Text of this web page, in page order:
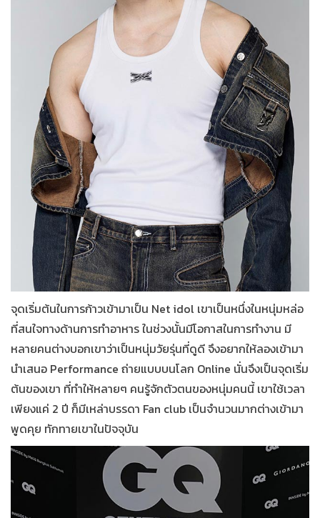
จุดเริ่มต้นในการก้าวเข้ามาเป็น Net idol เขาเป็นหนึ่งในหนุ่มหล่อ
ที่สนใจทางด้านการทำอาหาร ในช่วงนั้นมีโอกาสในการทำงาน มี
หลายคนต่างบอกเขาว่าเป็นหนุ่มวัยรุ่นที่ดูดี จึงอยากให้ลองเข้ามา
นำเสนอ Performance ถ่ายแบบบนโลก Online นั่นจึงเป็นจุดเริ่ม
ต้นของเขา ที่ทำให้หลายๆ คนรู้จักตัวตนของหนุ่มคนนี้ เขาใช้เวลา
เพียงแค่ 2 ปี ก็มีเหล่าบรรดา Fan club เป็นจำนวนมากต่างเข้ามา
พูดคุย ทักทายเขาในปัจจุบัน